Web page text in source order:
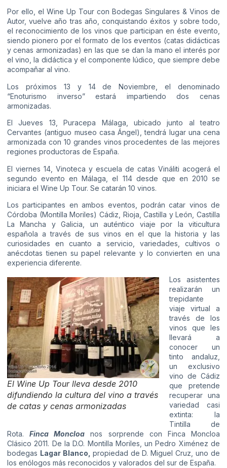
Por ello, el Wine Up Tour con Bodegas Singulares & Vinos de
Autor, vuelve año tras año, conquistando éxitos y sobre todo,
el reconocimiento de los vinos que participan en éste evento,
siendo pionero por el formato de los eventos (catas didácticas
y cenas armonizadas) en las que se dan la mano el interés por
el vino, la didáctica y el componente lúdico, que siempre debe
acompañar al vino.
Los próximos 13 y 14 de Noviembre, el denominado
“Enoturismo inverso” estará impartiendo dos cenas
armonizadas.
El Jueves 13, Puracepa Málaga, ubicado junto al teatro
Cervantes (antiguo museo casa Ángel), tendrá lugar una cena
armonizada con 10 grandes vinos procedentes de las mejores
regiones productoras de España.
El viernes 14, Vinoteca y escuela de catas Vináliti acogerá el
segundo evento en Málaga, el 114 desde que en 2010 se
iniciara el Wine Up Tour. Se catarán 10 vinos.
Los participantes en ambos eventos, podrán catar vinos de
Córdoba (Montilla Moriles) Cádiz, Rioja, Castilla y León, Castilla
La Mancha y Galicia, un auténtico viaje por la viticultura
española a través de sus vinos en el que la historia y las
curiosidades en cuanto a servicio, variedades, cultivos o
anécdotas tienen su papel relevante y lo convierten en una
experiencia diferente.
El Wine Up Tour lleva desde 2010
difundiendo la cultura del vino a través
de catas y cenas armonizadas
Los asistentes
realizarán un
trepidante
viaje virtual a
través de los
vinos que les
llevará a
conocer un
tinto andaluz,
un exclusivo
vino de Cádiz
que pretende
recuperar una
variedad casi
extinta: la
Tintilla de
Rota.Finca Moncloa nos sorprende con Finca Moncloa
Clásico 2011. De la D.O. Montilla Moriles, un Pedro Ximénez de
bodegas Lagar Blanco, propiedad de D. Miguel Cruz, uno de
los enólogos más reconocidos y valorados del sur de España.